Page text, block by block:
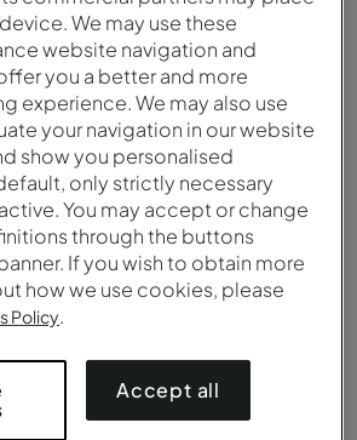
de réunion?
traiteur?
We may use these
website navigation and
you a better and more
experience. We may also use
your navigation in our website
show you personalised
only strictly necessary
You may accept or change
through the buttons
If you wish to obtain more
how we use cookies, please
Policy.
Accept all